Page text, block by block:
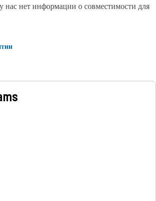
нас нет информации о совместимости для